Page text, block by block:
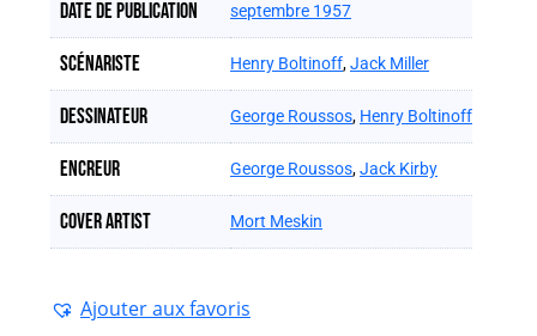
Date de publication septembre 1957
Scénariste Henry Boltinoff,Jack Miller
Dessinateur George Roussos, Henry Boltinoff
Encreur George Roussos,Jack Kirby
Cover artist Mort Meskin
Ajouter aux favoris